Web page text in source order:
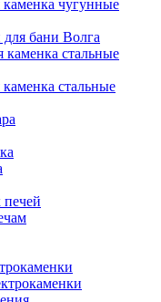
каменка чугунные
бани Волга
каменка стальные
каменка стальные